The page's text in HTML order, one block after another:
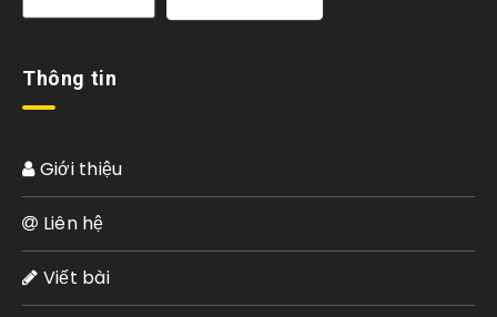
Thông tin
Giới thiệu
Liên hệ
Viết bài